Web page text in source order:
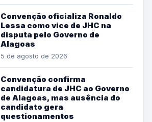
Convenção oficializa Ronaldo
Lessa como vice de JHC na
disputa pelo Governo de
Alagoas
5 de agosto de 2026
Convenção confirma
candidatura de JHC ao Governo
de Alagoas, mas ausência do
candidato gera
questionamentos